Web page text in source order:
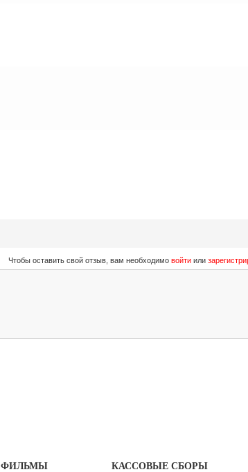
Чтобы оставить свой отзыв, вам необходимо войтиили
ФИЛЬМЫ КАССОВЫЕ СБОРЫ